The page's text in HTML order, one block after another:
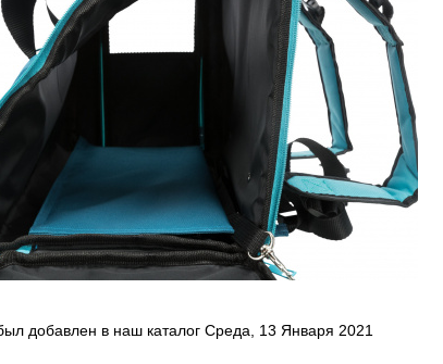
добавлен в наш каталог Среда, 13 Января 2021